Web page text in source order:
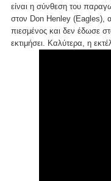
είναι η σύνθεση του
στον Don Henley (Eagles),
πιεσμένος και δεν έδωσε
εκτιμήσει. Καλύτερα, η